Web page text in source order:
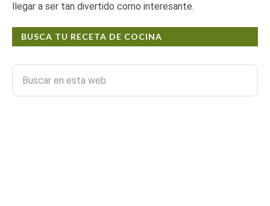
llegar a ser tan divertido como interesante.
BUSCA TU RECETA DE COCINA